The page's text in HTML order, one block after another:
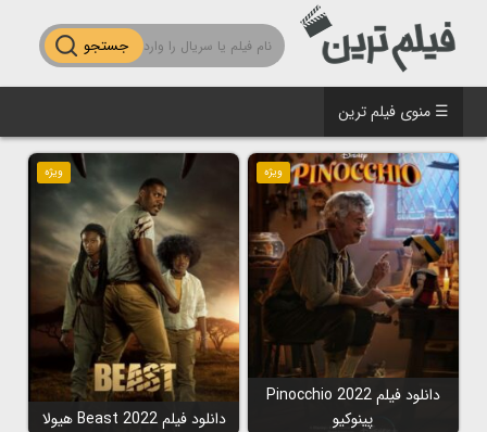
جستجو
☰ منوی فیلم ترین
ویژه
دانلود فیلم Pinocchio 2022
پینوکیو
ویژه
دانلود فیلم Beast 2022 هیولا